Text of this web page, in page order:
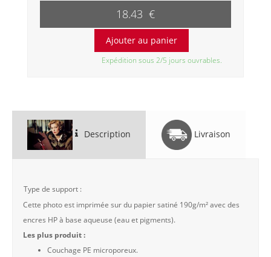
18.43 €
Expédition sous 2/5 jours ouvrables.
Description Livraison
Type de support :
Cette photo est imprimée sur du papier satiné 190g/m² avec des
encres HP à base aqueuse (eau et pigments).
Les plus produit :
Couchage PE microporeux.